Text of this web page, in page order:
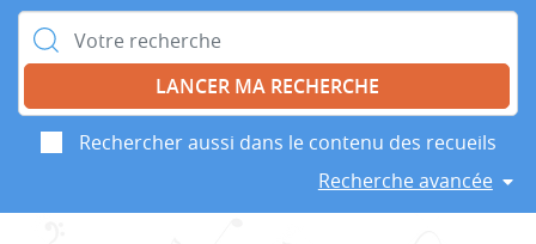
Rechercher :
Rechercher aussi dans le contenu des recueils
Recherche avancée